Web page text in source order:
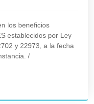
los beneficios
establecidos por Ley
y 22973, a la fecha
/